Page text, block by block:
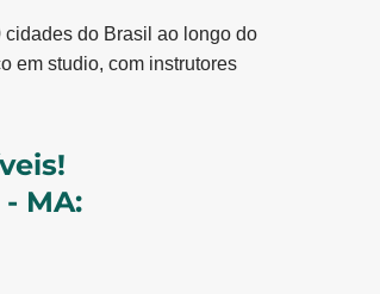
cidades do Brasil ao longo do
em studio, com instrutores
MA: